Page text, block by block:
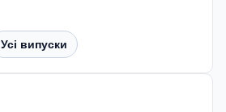
Усі випуски